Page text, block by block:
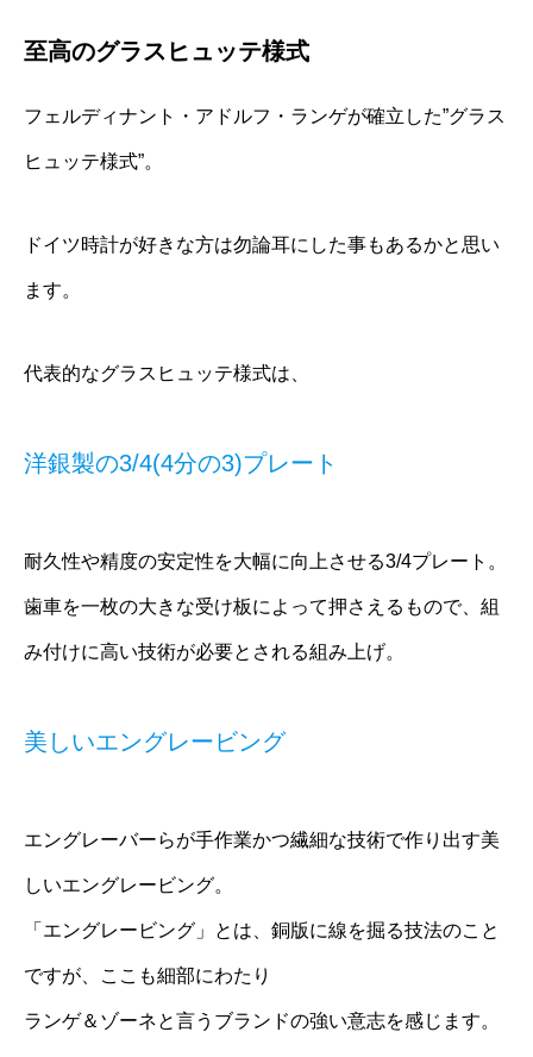
至高のグラスヒュッテ様式
フェルディナント・アドルフ・ランゲが確立した”グラス
ヒュッテ様式”。
ドイツ時計が好きな方は勿論耳にした事もあるかと思い
ます。
代表的なグラスヒュッテ様式は、
洋銀製の3/4(4分の3)プレート
耐久性や精度の安定性を大幅に向上させる3/4プレート。
歯車を一枚の大きな受け板によって押さえるもので、組
み付けに高い技術が必要とされる組み上げ。
美しいエングレービング
エングレーバーらが手作業かつ繊細な技術で作り出す美
しいエングレービング。
「エングレービング」とは、銅版に線を掘る技法のこと
ですが、ここも細部にわたり
ランゲ＆ゾーネと言うブランドの強い意志を感じます。